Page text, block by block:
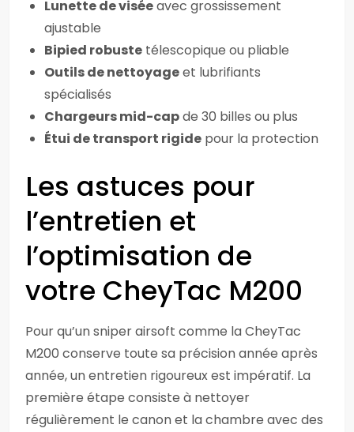
Lunette de viséeavec grossissement
ajustable
Bipied robuste télescopique ou pliable
Outils de nettoyageet lubrifiants
spécialisés
Chargeurs mid-capde 30 billes ou plus
Étui de transport rigide pour la protection
Les astuces pour
l’entretien et
l’optimisation de
votre CheyTac M200
Pour qu’un sniper airsoft comme la CheyTac
M200 conserve toute sa précision année après
année, un entretien rigoureux est impératif. La
première étape consiste à nettoyer
régulièrement le canon et la chambre avec des